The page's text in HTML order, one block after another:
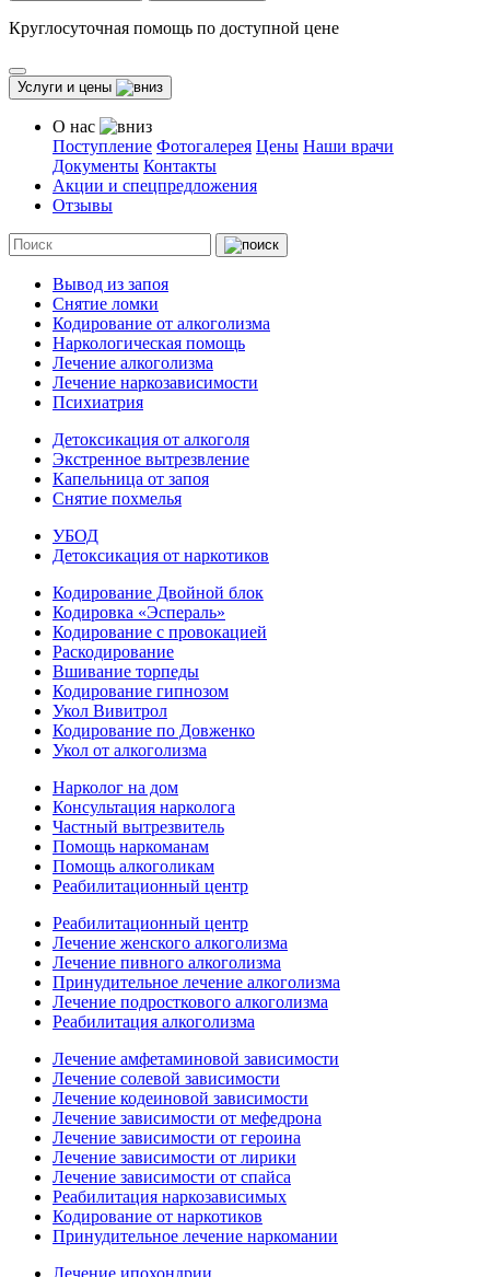
Круглосуточная помощь по доступной цене
Услуги и цены
О нас
Поступление Фотогалерея Цены Наши врачи
Документы Контакты
Акции и спецпредложения
Отзывы
Вывод из запоя
Снятие ломки
Кодирование от алкоголизма
Наркологическая помощь
Лечение алкоголизма
Лечение наркозависимости
Психиатрия
Детоксикация от алкоголя
Экстренное вытрезвление
Капельница от запоя
Снятие похмелья
УБОД
Детоксикация от наркотиков
Кодирование Двойной блок
Кодировка «Эспераль»
Кодирование с провокацией
Раскодирование
Вшивание торпеды
Кодирование гипнозом
Укол Вивитрол
Кодирование по Довженко
Укол от алкоголизма
Нарколог на дом
Консультация нарколога
Частный вытрезвитель
Помощь наркоманам
Помощь алкоголикам
Реабилитационный центр
Реабилитационный центр
Лечение женского алкоголизма
Лечение пивного алкоголизма
Принудительное лечение алкоголизма
Лечение подросткового алкоголизма
Реабилитация алкоголизма
Лечение амфетаминовой зависимости
Лечение солевой зависимости
Лечение кодеиновой зависимости
Лечение зависимости от мефедрона
Лечение зависимости от героина
Лечение зависимости от лирики
Лечение зависимости от спайса
Реабилитация наркозависимых
Кодирование от наркотиков
Принудительное лечение наркомании
Лечение ипохондрии